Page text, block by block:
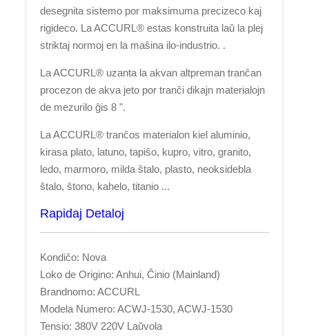
desegnita sistemo por maksimuma precizeco kaj
rigideco. La ACCURL® estas konstruita laŭ la plej
striktaj normoj en la maŝina ilo-industrio. .
La ACCURL® uzanta la akvan altpreman tranĉan
procezon de akva jeto por tranĉi dikajn materialojn
de mezurilo ĝis 8 ".
La ACCURL® tranĉos materialon kiel aluminio,
kirasa plato, latuno, tapiŝo, kupro, vitro, granito,
ledo, marmoro, milda ŝtalo, plasto, neoksidebla
ŝtalo, ŝtono, kahelo, titanio ...
Rapidaj Detaloj
Kondiĉo: Nova
Loko de Origino: Anhui, Ĉinio (Mainland)
Brandnomo: ACCURL
Modela Numero: ACWJ-1530, ACWJ-1530
Tensio: 380V 220V Laŭvola